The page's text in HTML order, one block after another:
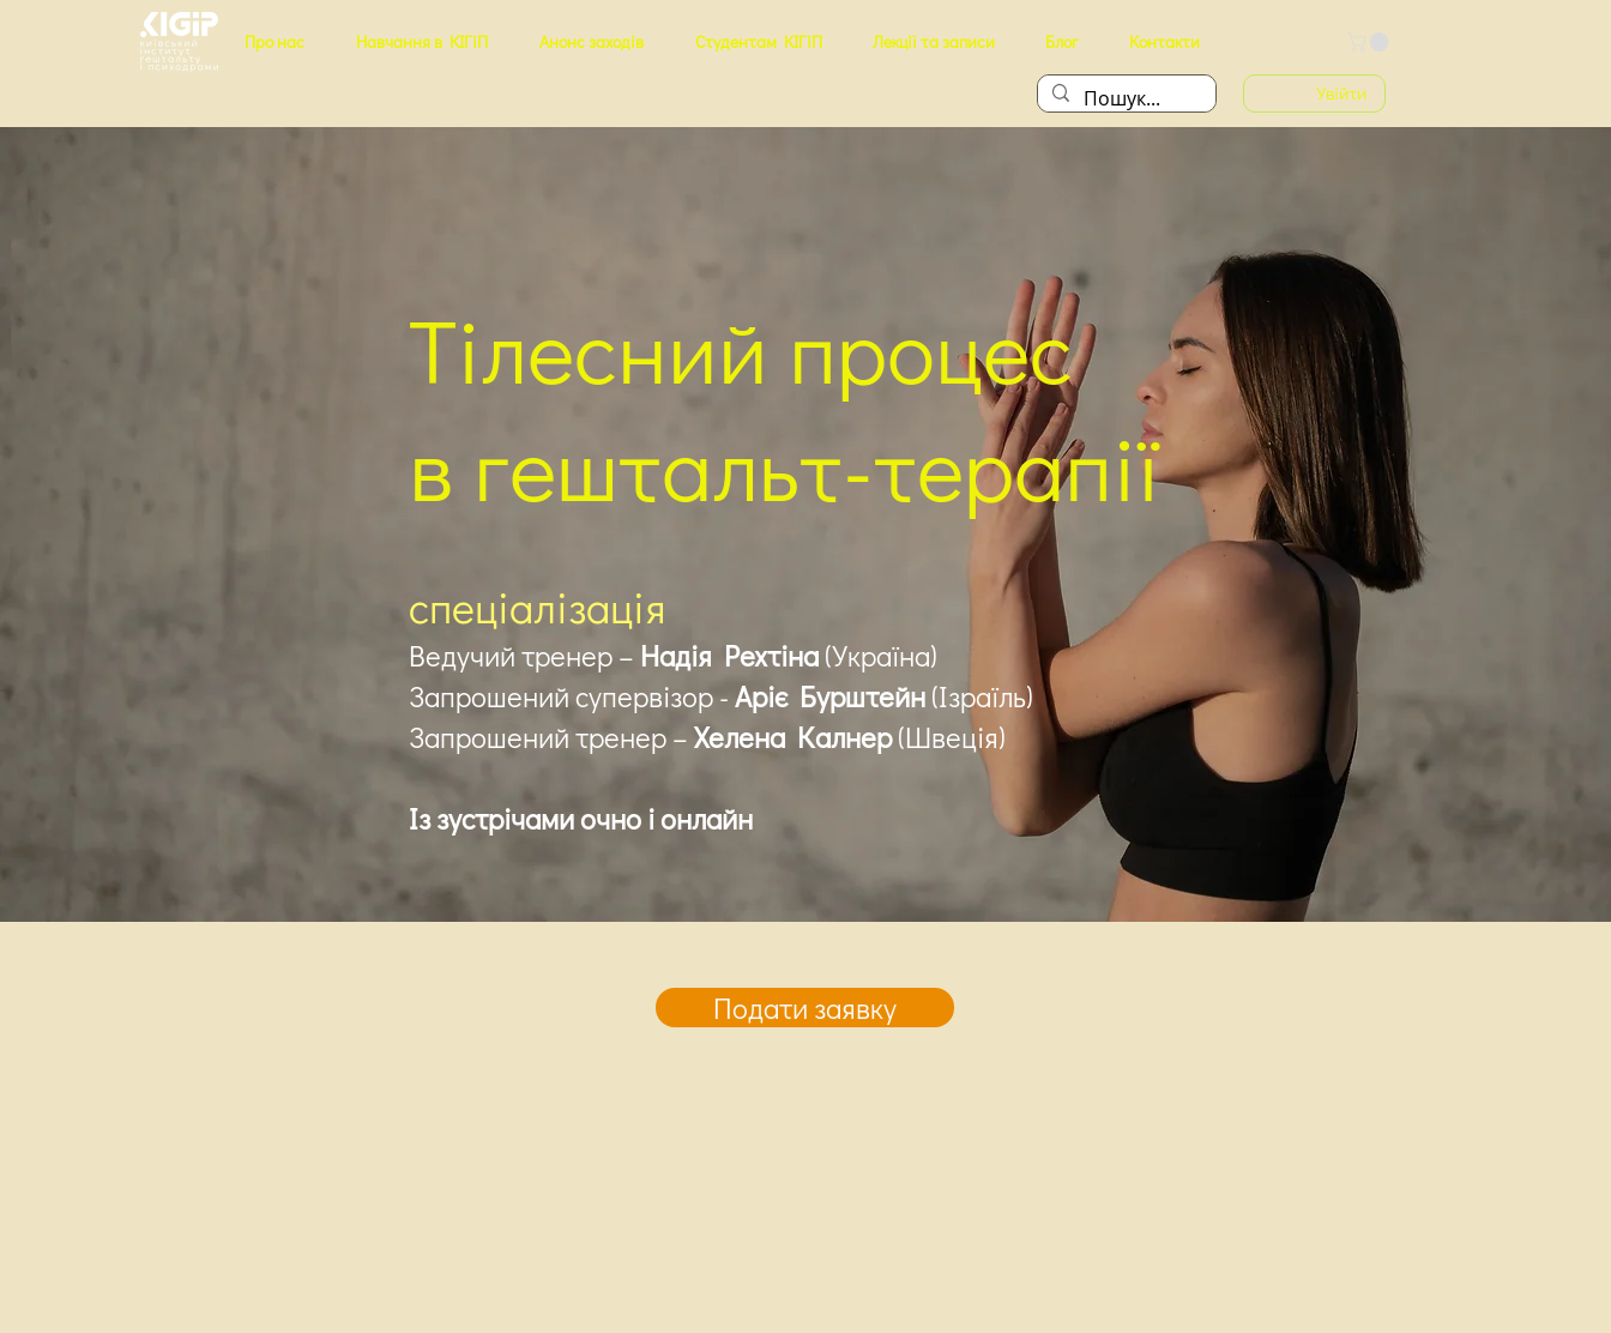
Про нас Навчання в КІГіП Анонс заходів Студентам КІГіП Лекції та записи Блог Контакти
Увійти
Тілесний процес
в гештальт-терапії
спеціалізація
Ведучий тренер – Надія Рехтіна(Україна)
Запрошений супервізор -Аріє Бурштейн(Ізраїль)
Запрошений тренер –Хелена Калнер(Швеція)
Із зустрічами очно і онлайн
Подати заявку